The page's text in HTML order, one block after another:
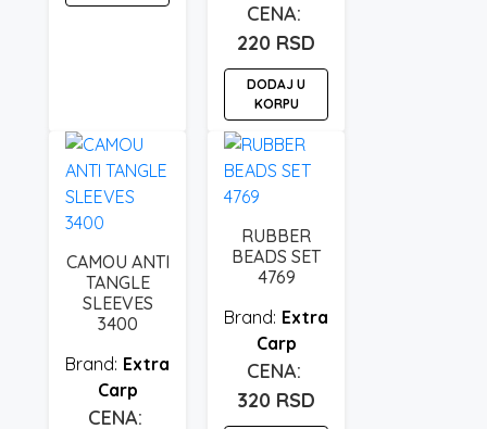
varijanti.
Opcije
mogu
biti
na
stranici
proizvoda.
220 RSD
DODAJ U
KORPU
CAMOU ANTI
TANGLE
SLEEVES
3400
Extra
Carp
RUBBER
BEADS SET
4769
Extra
Carp
320 RSD